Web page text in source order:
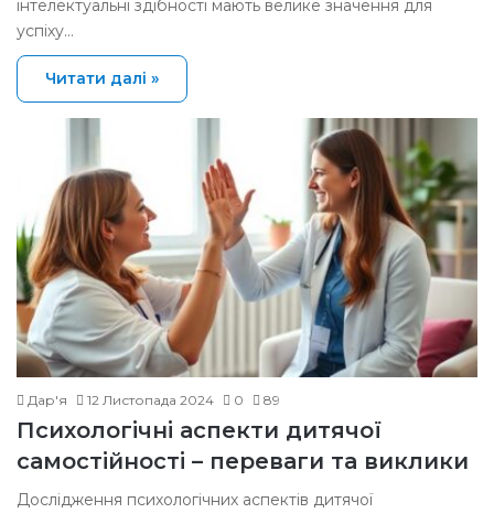
інтелектуальні здібності мають велике значення для
успіху…
Читати далі »
Дар'я 12 Листопада 2024 0 89
Психологічні аспекти дитячої
самостійності – переваги та виклики
Дослідження психологічних аспектів дитячої